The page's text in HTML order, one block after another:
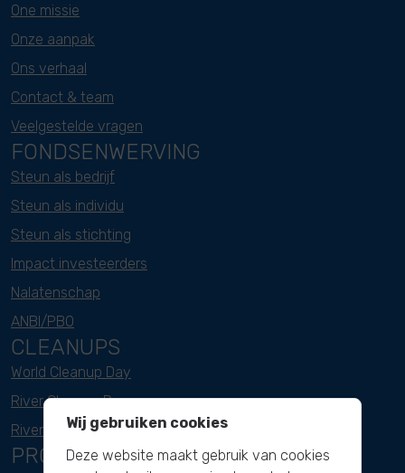
One missie
Onze aanpak
Ons verhaal
Contact & team
Veelgestelde vragen
FONDSENWERVING
Steun als bedrijf
Steun als individu
Steun als stichting
Impact investeerders
Nalatenschap
ANBI/PBO
CLEANUPS
World Cleanup Day
River Cleanup Days
River Cleanup Challenge
PROJECTEN
Wij gebruiken cookies
Deze website maakt gebruik van cookies